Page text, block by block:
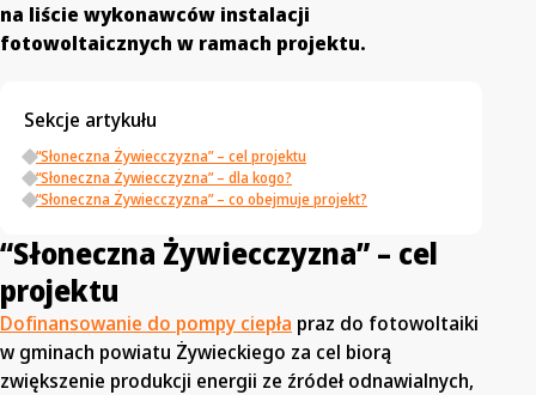
na liście wykonawców instalacji
fotowoltaicznych w ramach projektu.
Sekcje artykułu
“Słoneczna Żywiecczyzna” – cel projektu
“Słoneczna Żywiecczyzna” – dla kogo?
“Słoneczna Żywiecczyzna” – co obejmuje projekt?
“Słoneczna Żywiecczyzna” – cel
projektu
Dofinansowanie do pompy ciepła praz do fotowoltaiki
w gminach powiatu Żywieckiego za cel biorą
zwiększenie produkcji energii ze źródeł odnawialnych,